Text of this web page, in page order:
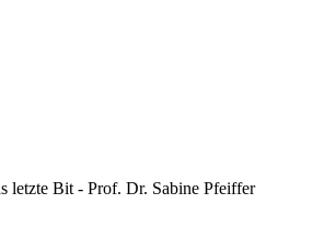
letzte Bit - Prof. Dr. Sabine Pfeiffer